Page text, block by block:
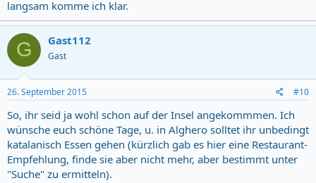
langsam komme ich klar.
G Gast112
Gast
26. September 2015 #10
So, ihr seid ja wohl schon auf der Insel angekommmen. Ich
wünsche euch schöne Tage, u. in Alghero solltet ihr unbedingt
katalanisch Essen gehen (kürzlich gab es hier eine Restaurant-
Empfehlung, finde sie aber nicht mehr, aber bestimmt unter
"Suche" zu ermitteln).